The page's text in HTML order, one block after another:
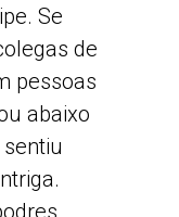
Se
de
pessoas
abaixo